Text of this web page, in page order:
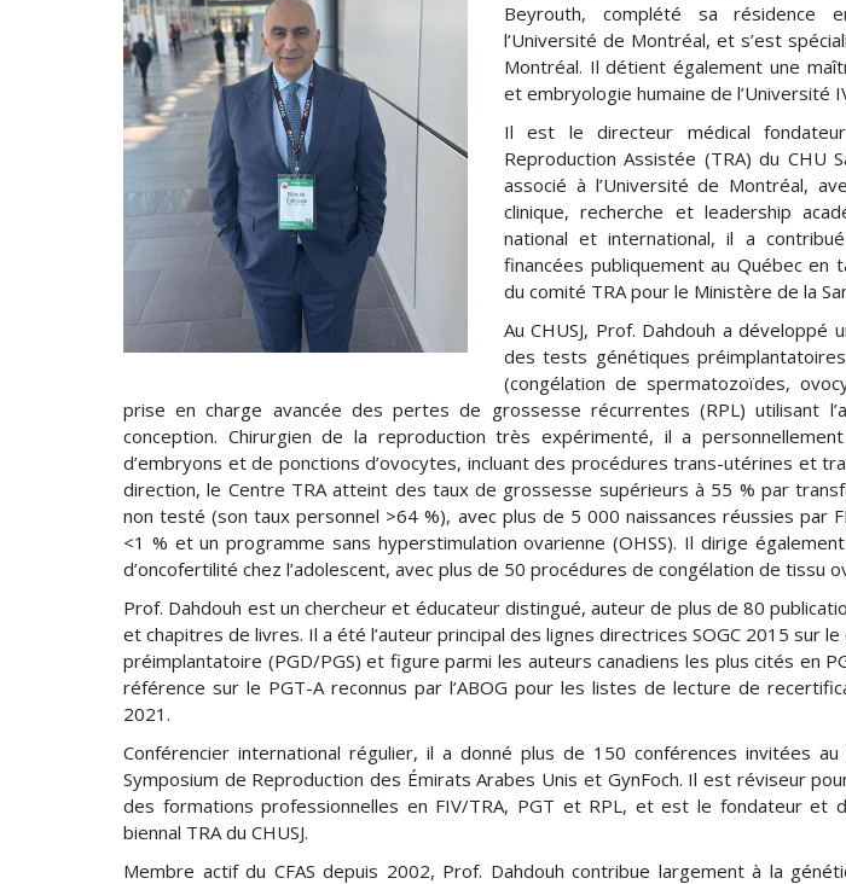
Beyrouth, complété sa résidence
l’Université de Montréal, et s’est
Montréal. Il détient également une
et embryologie humaine de l’Université
Il est le directeur médical
Reproduction Assistée (TRA) du CHU
associé à l’Université de Montréal,
clinique, recherche et leadership
national et international, il a
financées publiquement au Québec
du comité TRA pour le Ministère de la
Au CHUSJ, Prof. Dahdouh a
des tests génétiques
(congélation de spermatozoïdes,
prise en charge avancée des pertes de grossesse récurrentes (RPL) utilisant
conception. Chirurgien de la reproduction très expérimenté, il a
d’embryons et de ponctions d’ovocytes, incluant des procédures trans-utérines et
direction, le Centre TRA atteint des taux de grossesse supérieurs à 55 % par
non testé (son taux personnel >64 %), avec plus de 5 000 naissances réussies par
<1 % et un programme sans hyperstimulation ovarienne (OHSS). Il dirige
d’oncofertilité chez l’adolescent, avec plus de 50 procédures de congélation de tissu
Prof. Dahdouh est un chercheur et éducateur distingué, auteur de plus de 80
et chapitres de livres. Il a été l’auteur principal des lignes directrices SOGC 2015 sur
préimplantatoire (PGD/PGS) et figure parmi les auteurs canadiens les plus cités en
référence sur le PGT-A reconnus par l’ABOG pour les listes de lecture de
2021.
Conférencier international régulier, il a donné plus de 150 conférences invitées au
Symposium de Reproduction des Émirats Arabes Unis et GynFoch. Il est réviseur
des formations professionnelles en FIV/TRA, PGT et RPL, et est le fondateur et
biennal TRA du CHUSJ.
Membre actif du CFAS depuis 2002, Prof. Dahdouh contribue largement à la